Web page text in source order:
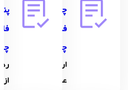
چهارم
فارسی
چهارم
ارزشِ
علم
پنجم
از